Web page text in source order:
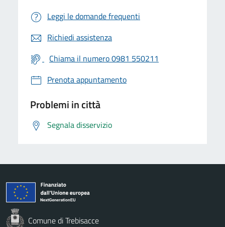
Leggi le domande frequenti
Richiedi assistenza
Chiama il numero 0981 550211
Prenota appuntamento
Problemi in città
Segnala disservizio
Comune di Trebisacce